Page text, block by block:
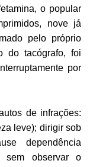
o popular
nove já
pelo próprio
do tacógrafo, foi
por
de infrações:
leve); dirigir sob
dependência
sem observar o